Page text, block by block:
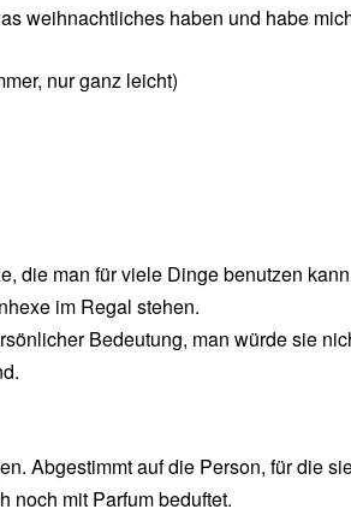
weihnachtliches haben und habe
nur ganz leicht)
die man für viele Dinge benutzen
im Regal stehen.
Bedeutung, man würde sie
Abgestimmt auf die Person, für die
noch mit Parfum beduftet.